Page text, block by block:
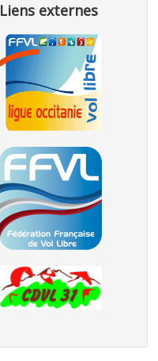
Liens externes